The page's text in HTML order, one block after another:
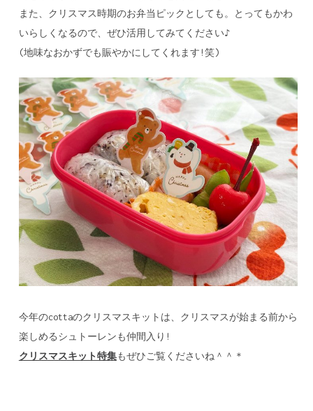
また、クリスマス時期のお弁当ピックとしても。とってもかわ
いらしくなるので、ぜひ活用してみてください♪
(地味なおかずでも賑やかにしてくれます!笑)
今年のcottaのクリスマスキットは、クリスマスが始まる前から
楽しめるシュトーレンも仲間入り!
クリスマスキット特集もぜひご覧くださいね＾＾＊